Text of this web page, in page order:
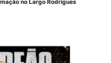
no Largo Rodrigues